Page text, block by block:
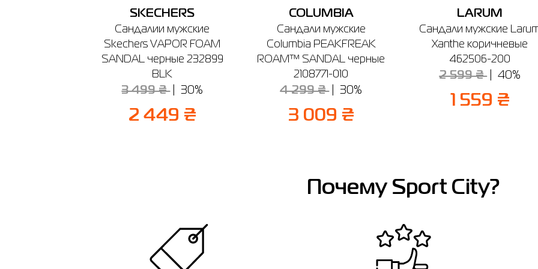
SKECHERS
Сандалии мужские
Skechers VAPOR FOAM
SANDAL черные 232899
BLK
3 499 ₴ 30%
2 449 ₴
COLUMBIA
Сандали мужские
Columbia PEAKFREAK
ROAM™ SANDAL черные
2108771-010
4 299 ₴ 30%
3 009 ₴
LARUM
Сандали мужские
Xanthe коричневые
462506-200
2 599 ₴ 40%
1 559 ₴
Почему Sport City?